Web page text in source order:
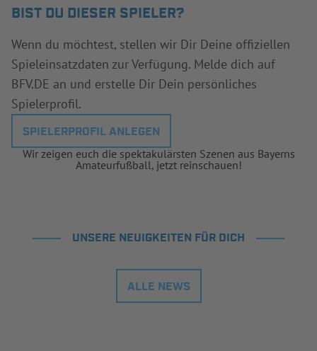
BIST DU DIESER SPIELER?
Wenn du möchtest, stellen wir Dir Deine offiziellen
Spieleinsatzdaten zur Verfügung. Melde dich auf
BFV.DE an und erstelle Dir Dein persönliches
Spielerprofil.
SPIELERPROFIL ANLEGEN
Wir zeigen euch die spektakulärsten Szenen aus Bayerns
Amateurfußball, jetzt reinschauen!
UNSERE NEUIGKEITEN FÜR DICH
ALLE NEWS